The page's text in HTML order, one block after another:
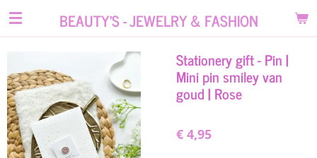
Ga
hoofdinhoud
BEAUTY'S - JEWELRY & FASHION
Stationery gift - Pin |
Mini pin smiley van
goud | Rose
€ 4,95